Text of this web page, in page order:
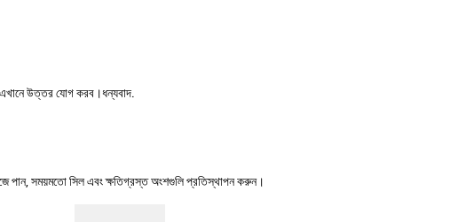
উত্তর যোগ করব।ধন্যবাদ.
পান, সময়মতো সিল এবং ক্ষতিগ্রস্ত অংশগুলি প্রতিস্থাপন করুন।